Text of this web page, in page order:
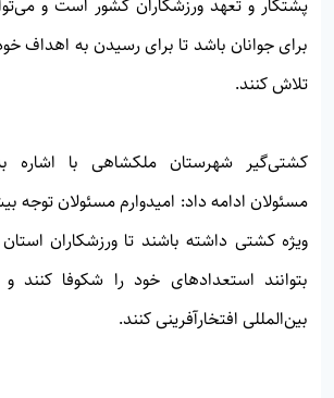
پشتکار و تعهد ورزشکاران کشور است و
برای جوانان باشد تا برای رسیدن به اهداف
تلاش کنند.
کشتی‌گیر شهرستان ملکشاهی با اشاره
مسئولان ادامه داد: امیدوارم مسئولان توجه
ویژه کشتی داشته باشند تا ورزشکاران
بتوانند استعدادهای خود را شکوفا کنند
بین‌المللی افتخارآفرینی کنند.